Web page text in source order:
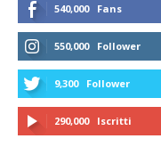
540,000 Fans
550,000 Follower
9,300 Follower
290,000 Iscritti